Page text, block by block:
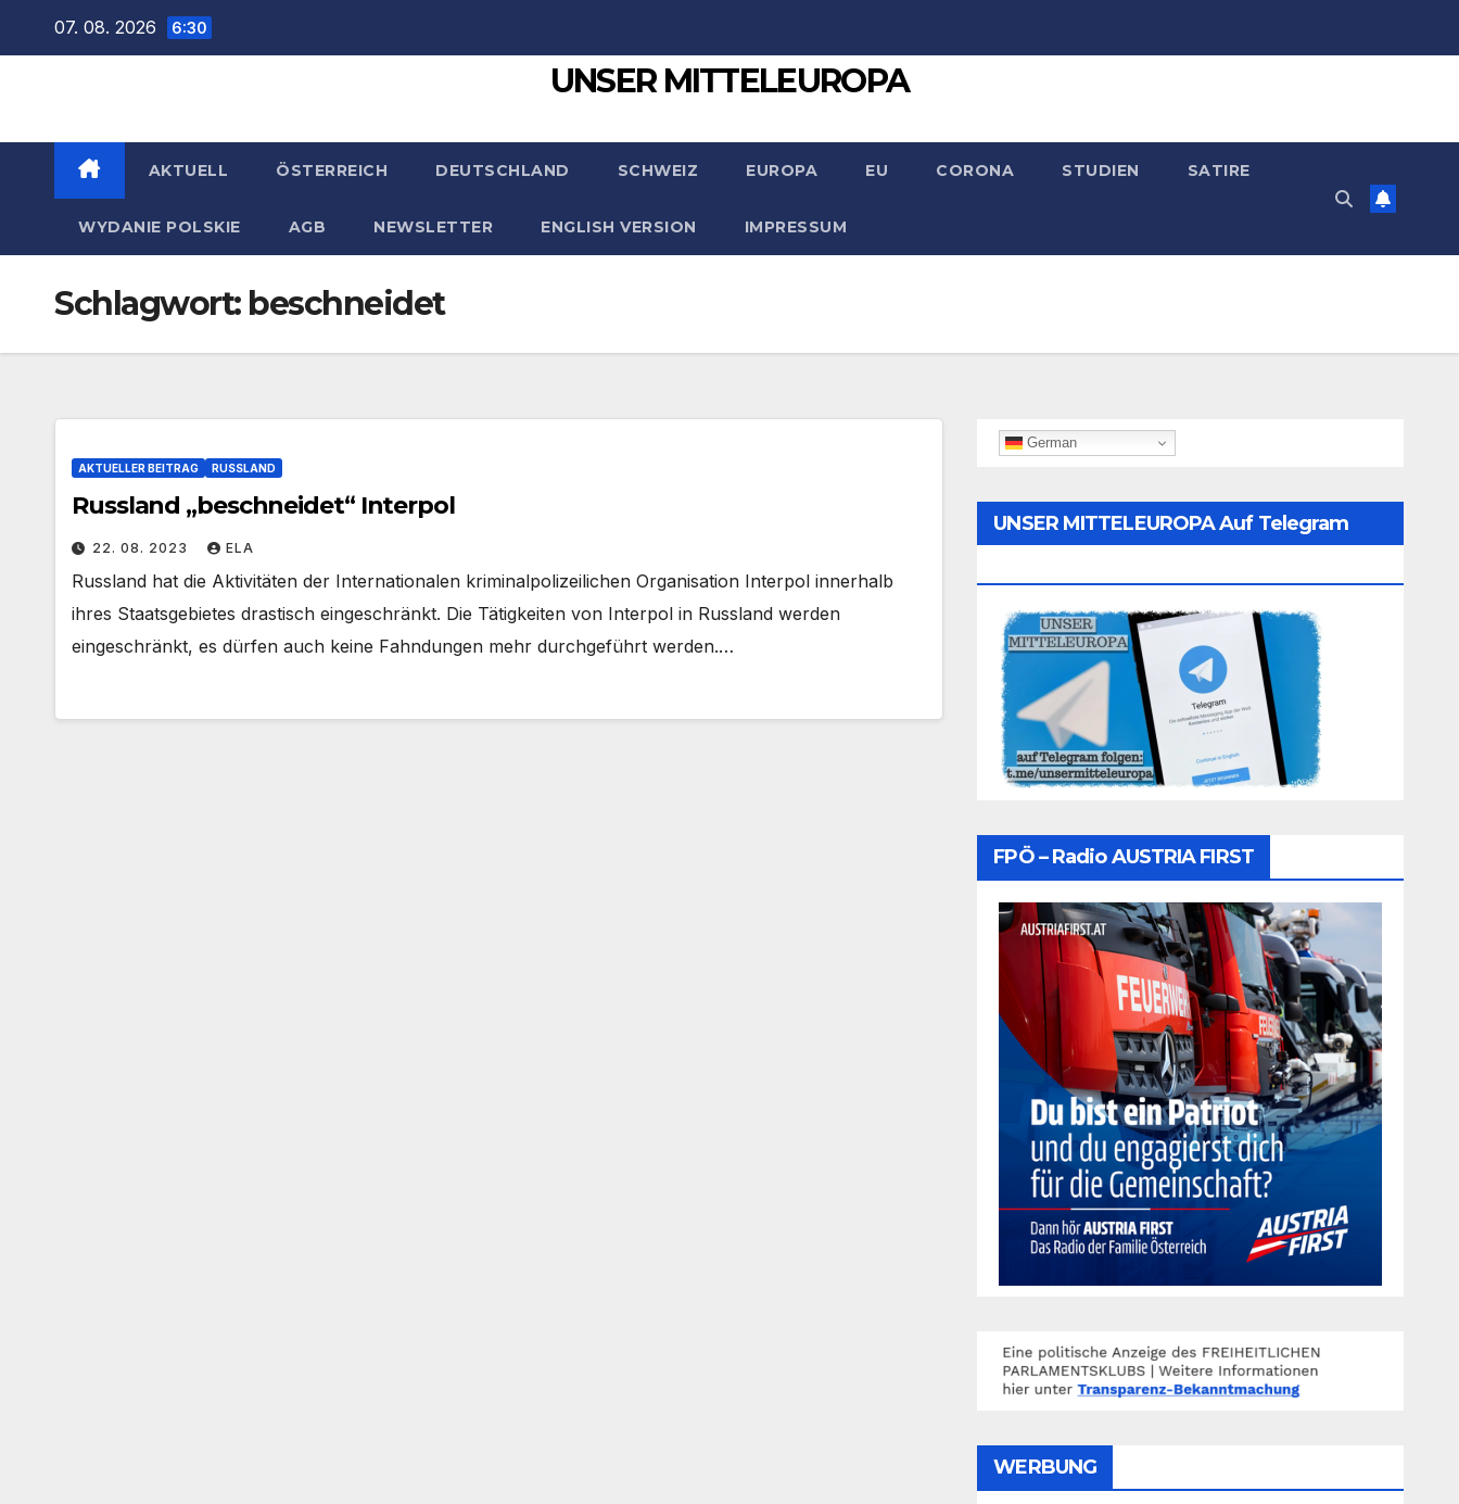
07. 08. 2026 6:30
UNSER MITTELEUROPA
AKTUELL ÖSTERREICH DEUTSCHLAND SCHWEIZ EUROPA EU CORONA STUDIEN SATIRE
WYDANIE POLSKIE AGB NEWSLETTER ENGLISH VERSION IMPRESSUM
Schlagwort: beschneidet
AKTUELLER BEITRAG RUSSLAND
Russland „beschneidet“ Interpol
22. 08. 2023 ELA
Russland hat die Aktivitäten der Internationalen kriminalpolizeilichen Organisation Interpol innerhalb
ihres Staatsgebietes drastisch eingeschränkt. Die Tätigkeiten von Interpol in Russland werden
eingeschränkt, es dürfen auch keine Fahndungen mehr durchgeführt werden.…
German
UNSER MITTELEUROPA Auf Telegram
FPÖ – Radio AUSTRIA FIRST
WERBUNG